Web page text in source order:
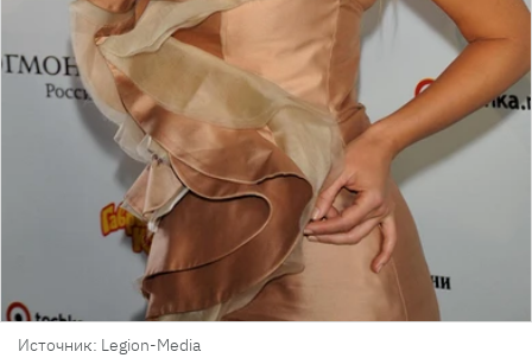
Источник: Legion-Media